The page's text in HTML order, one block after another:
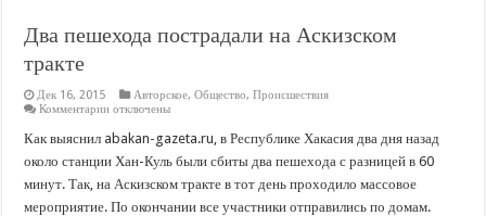
Два пешехода пострадали на Аскизском
тракте
Дек 16, 2015 Авторское,Общество,Происшествия
Комментариик
Два
пешехода
пострадали
на
Аскизском
тракте
отключены
Как выяснил abakan-gazeta.ru, в Республике Хакасия два дня назад
около станции Хан-Куль были сбиты два пешехода с разницей в 60
минут. Так, на Аскизском тракте в тот день проходило массовое
мероприятие. По окончании все участники отправились по домам.